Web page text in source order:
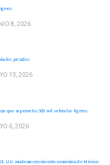
8, 2026
pesados
13, 2026
que superan los 500 mil vehículos ligeros
6, 2026
UU. moderan crecimiento económico de México: